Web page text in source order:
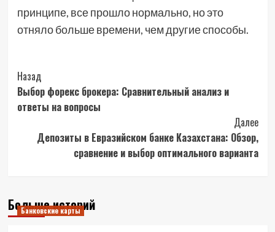
принципе, все прошло нормально, но это
отняло больше времени, чем другие способы.
Post
Navigation
Назад
Выбор форекс брокера: Сравнительный анализ и
ответы на вопросы
Далее
Депозиты в Евразийском банке Казахстана: Обзор,
сравнение и выбор оптимального варианта
Больше историй
Банковские карты